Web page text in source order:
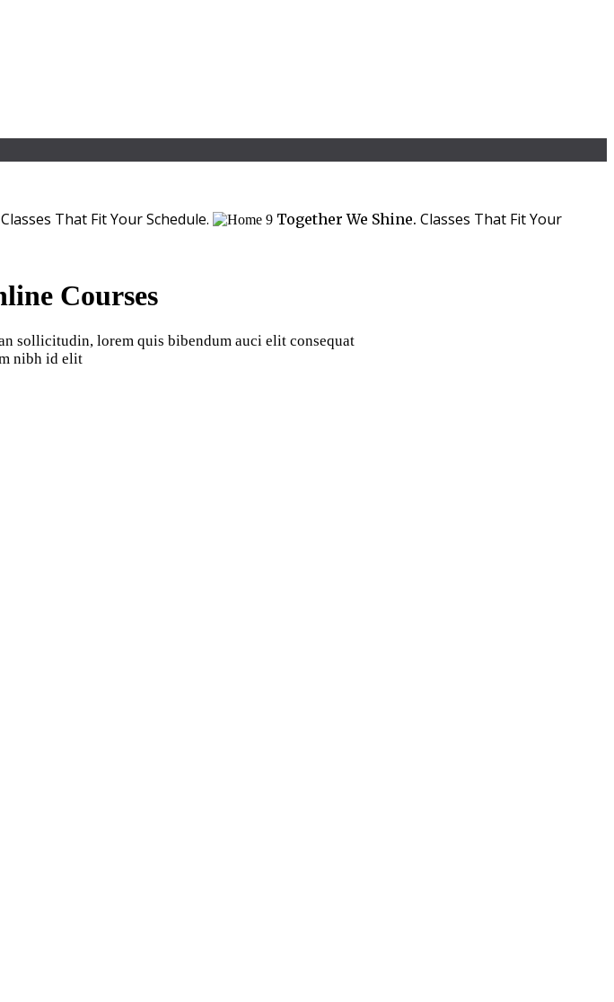
Classes That Fit Your Schedule. Together We Shine. Classes That Fit Your
Courses
sollicitudin, lorem quis bibendum auci elit consequat
nibh id elit